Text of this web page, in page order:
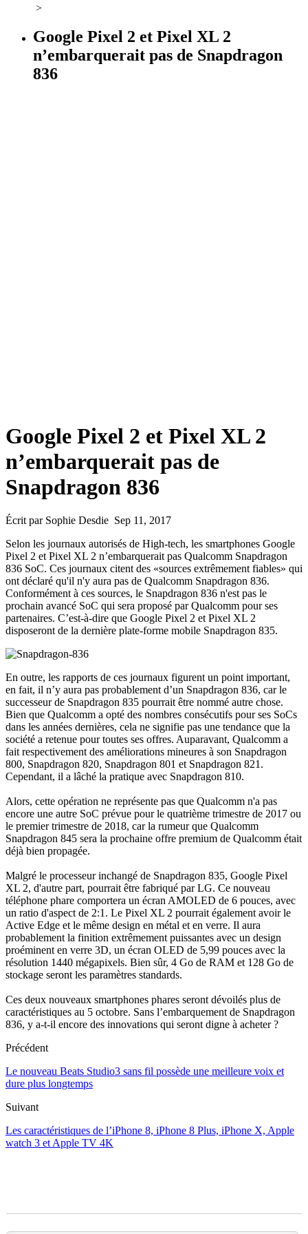
>
Google Pixel 2 et Pixel XL 2
n’embarquerait pas de Snapdragon
836
Google Pixel 2 et Pixel XL 2
n’embarquerait pas de
Snapdragon 836
Écrit par Sophie Desdie Sep 11, 2017
Selon les journaux autorisés de High-tech, les smartphones Google
Pixel 2 et Pixel XL 2 n’embarquerait pas Qualcomm Snapdragon
836 SoC. Ces journaux citent des «sources extrêmement fiables» qui
ont déclaré qu'il n'y aura pas de Qualcomm Snapdragon 836.
Conformément à ces sources, le Snapdragon 836 n'est pas le
prochain avancé SoC qui sera proposé par Qualcomm pour ses
partenaires. C’est-à-dire que Google Pixel 2 et Pixel XL 2
disposeront de la dernière plate-forme mobile Snapdragon 835.
En outre, les rapports de ces journaux figurent un point important,
en fait, il n’y aura pas probablement d’un Snapdragon 836, car le
successeur de Snapdragon 835 pourrait être nommé autre chose.
Bien que Qualcomm a opté des nombres consécutifs pour ses SoCs
dans les années dernières, cela ne signifie pas une tendance que la
société a retenue pour toutes ses offres. Auparavant, Qualcomm a
fait respectivement des améliorations mineures à son Snapdragon
800, Snapdragon 820, Snapdragon 801 et Snapdragon 821.
Cependant, il a lâché la pratique avec Snapdragon 810.
Alors, cette opération ne représente pas que Qualcomm n'a pas
encore une autre SoC prévue pour le quatrième trimestre de 2017 ou
le premier trimestre de 2018, car la rumeur que Qualcomm
Snapdragon 845 sera la prochaine offre premium de Qualcomm était
déjà bien propagée.
Malgré le processeur inchangé de Snapdragon 835, Google Pixel
XL 2, d'autre part, pourrait être fabriqué par LG. Ce nouveau
téléphone phare comportera un écran AMOLED de 6 pouces, avec
un ratio d'aspect de 2:1. Le Pixel XL 2 pourrait également avoir le
Active Edge et le même design en métal et en verre. Il aura
probablement la finition extrêmement puissantes avec un design
proéminent en verre 3D, un écran OLED de 5,99 pouces avec la
résolution 1440 mégapixels. Bien sûr, 4 Go de RAM et 128 Go de
stockage seront les paramètres standards.
Ces deux nouveaux smartphones phares seront dévoilés plus de
caractéristiques au 5 octobre. Sans l’embarquement de Snapdragon
836, y a-t-il encore des innovations qui seront digne à acheter ?
Précédent
Le nouveau Beats Studio3 sans fil possède une meilleure voix et
dure plus longtemps
Suivant
Les caractéristiques de l’iPhone 8, iPhone 8 Plus, iPhone X, Apple
watch 3 et Apple TV 4K